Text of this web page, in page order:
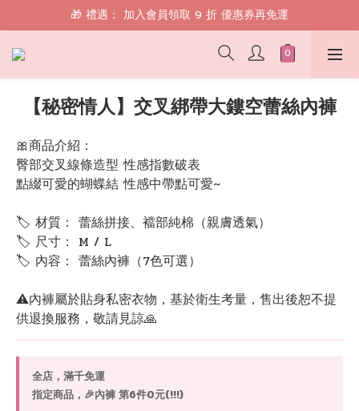
🎁 禮遇： 加入會員領取 9 折 優惠券再免運
🎁 禮遇： 加入會員領取 9 折 優惠券再免運
📱 綁定 LINE 好友，現領 $100 購物金！
🎁 禮遇： 加入會員領取 9 折 優惠券再免運
【秘密情人】交叉綁帶大鏤空蕾絲內褲
🎀商品介紹：
臀部交叉線條造型 性感指數破表
點綴可愛的蝴蝶結 性感中帶點可愛~
🏷 材質： 蕾絲拼接、襠部純棉（親膚透氣）
🏷 尺寸： M / L
🏷 內容： 蕾絲內褲（7色可選）
⚠️內褲屬於貼身私密衣物，基於衛生考量，售出後恕不提
供退換服務，敬請見諒🙏
全店，滿千免運
指定商品，🎉內褲 第6件0元(!!!)